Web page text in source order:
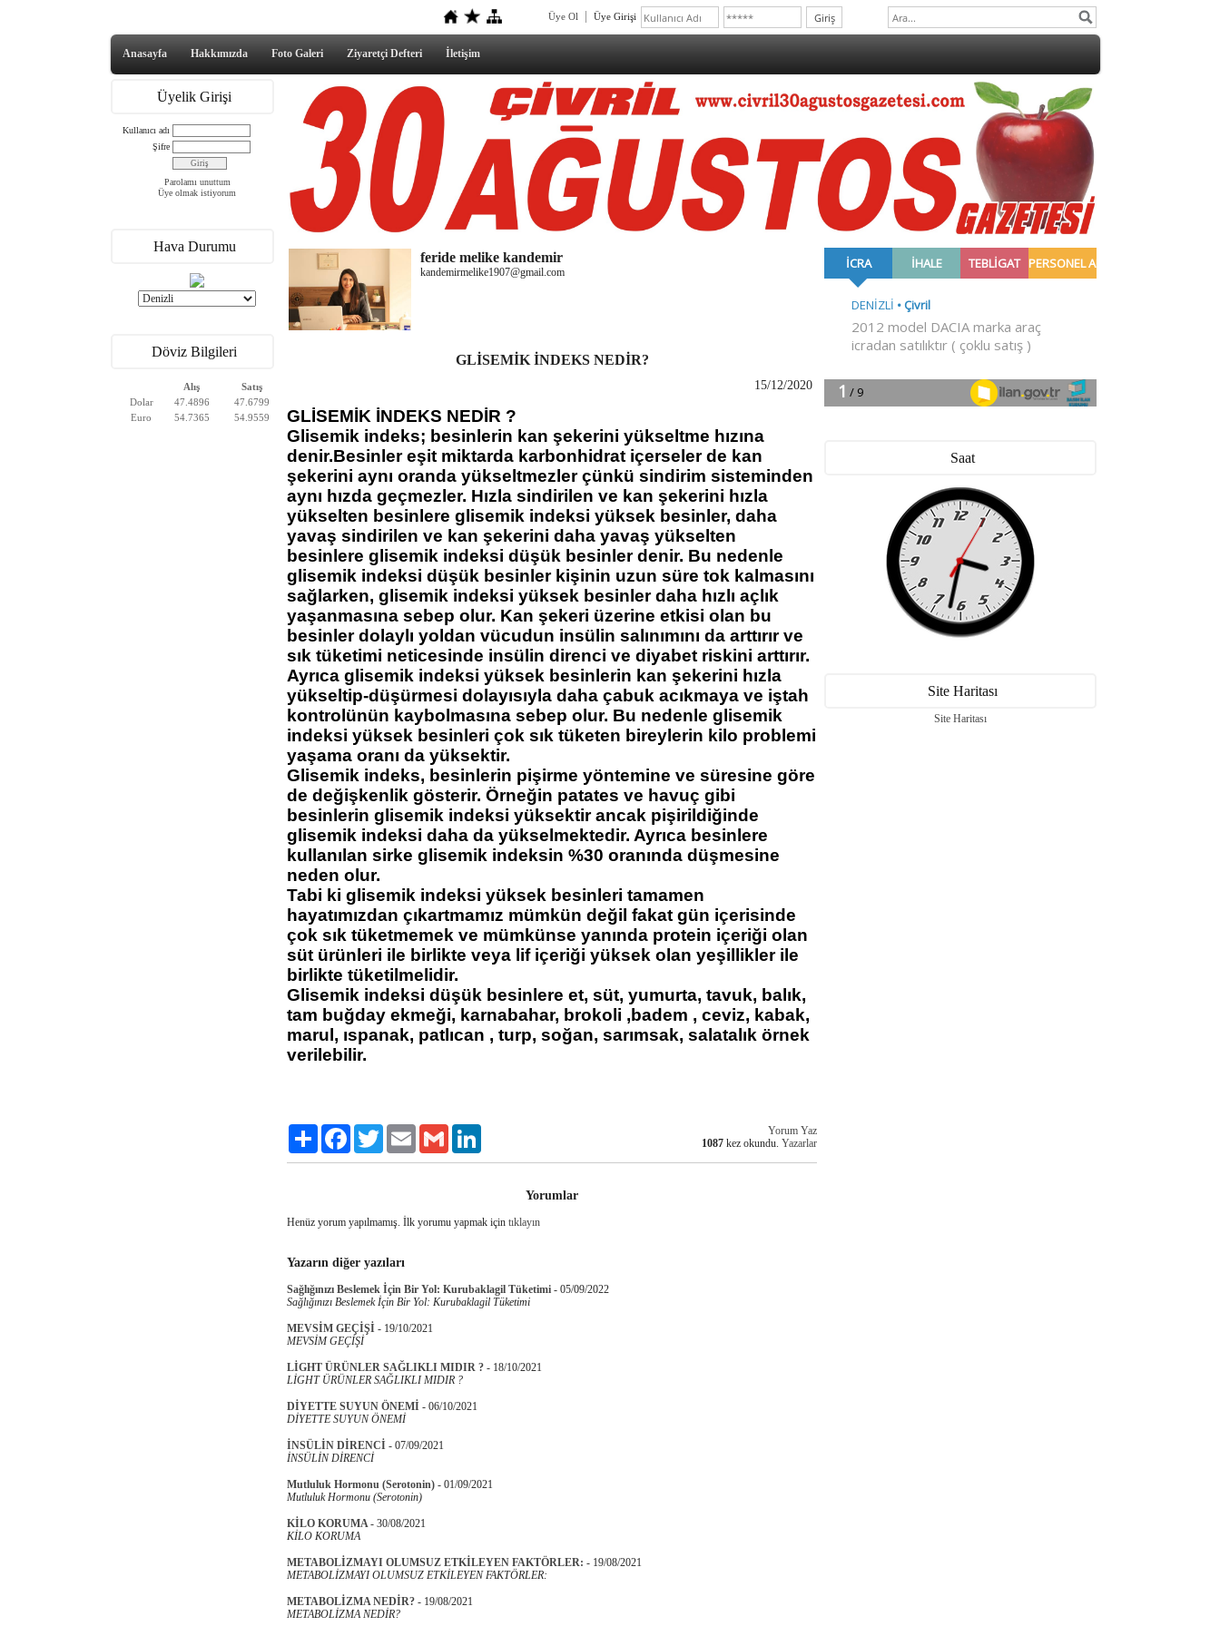
Üye Ol Üye Girişi
Anasayfa Hakkımızda Foto Galeri Ziyaretçi Defteri İletişim
Üyelik Girişi
Kullanıcı adı
Şifre
Parolamı unuttum
Üye olmak istiyorum
Hava Durumu
Döviz Bilgileri
Alış
Satış
Dolar
47.4896
47.6799
Euro
54.7365 54.9559
feride melike kandemir
kandemirmelike1907@gmail.com
GLİSEMİK İNDEKS NEDİR?
15/12/2020
GLİSEMİK İNDEKS NEDİR ?
Glisemik indeks; besinlerin kan şekerini yükseltme hızına
denir.Besinler eşit miktarda karbonhidrat içerseler de kan
şekerini aynı oranda yükseltmezler çünkü sindirim sisteminden
aynı hızda geçmezler. Hızla sindirilen ve kan şekerini hızla
yükselten besinlere glisemik indeksi yüksek besinler, daha
yavaş sindirilen ve kan şekerini daha yavaş yükselten
besinlere glisemik indeksi düşük besinler denir. Bu nedenle
glisemik indeksi düşük besinler kişinin uzun süre tok kalmasını
sağlarken, glisemik indeksi yüksek besinler daha hızlı açlık
yaşanmasına sebep olur. Kan şekeri üzerine etkisi olan bu
besinler dolaylı yoldan vücudun insülin salınımını da arttırır ve
sık tüketimi neticesinde insülin direnci ve diyabet riskini arttırır.
Ayrıca glisemik indeksi yüksek besinlerin kan şekerini hızla
yükseltip-düşürmesi dolayısıyla daha çabuk acıkmaya ve iştah
kontrolünün kaybolmasına sebep olur. Bu nedenle glisemik
indeksi yüksek besinleri çok sık tüketen bireylerin kilo problemi
yaşama oranı da yüksektir.
Glisemik indeks, besinlerin pişirme yöntemine ve süresine göre
de değişkenlik gösterir. Örneğin patates ve havuç gibi
besinlerin glisemik indeksi yüksektir ancak pişirildiğinde
glisemik indeksi daha da yükselmektedir. Ayrıca besinlere
kullanılan sirke glisemik indeksin %30 oranında düşmesine
neden olur.
Tabi ki glisemik indeksi yüksek besinleri tamamen
hayatımızdan çıkartmamız mümkün değil fakat gün içerisinde
çok sık tüketmemek ve mümkünse yanında protein içeriği olan
süt ürünleri ile birlikte veya lif içeriği yüksek olan yeşillikler ile
birlikte tüketilmelidir.
Glisemik indeksi düşük besinlere et, süt, yumurta, tavuk, balık,
tam buğday ekmeği, karnabahar, brokoli ,badem , ceviz, kabak,
marul, ıspanak, patlıcan , turp, soğan, sarımsak, salatalık örnek
verilebilir.
Paylaş FacebookTwitter Email Gmail
Yorum Yaz
1087 kez okundu. Yazarlar
Yorumlar
Henüz yorum yapılmamış. İlk yorumu yapmak için tıklayın
Yazarın diğer yazıları
Sağlığınızı Beslemek İçin Bir Yol: Kurubaklagil Tüketimi - 05/09/2022
Sağlığınızı Beslemek İçin Bir Yol: Kurubaklagil Tüketimi
MEVSİM GEÇİŞİ - 19/10/2021
MEVSİM GEÇİŞİ
LİGHT ÜRÜNLER SAĞLIKLI MIDIR ? - 18/10/2021
LİGHT ÜRÜNLER SAĞLIKLI MIDIR ?
DİYETTE SUYUN ÖNEMİ - 06/10/2021
DİYETTE SUYUN ÖNEMİ
İNSÜLİN DİRENCİ - 07/09/2021
İNSÜLİN DİRENCİ
Mutluluk Hormonu (Serotonin) - 01/09/2021
Mutluluk Hormonu (Serotonin)
KİLO KORUMA- 30/08/2021
KİLO KORUMA
METABOLİZMAYI OLUMSUZ ETKİLEYEN FAKTÖRLER: - 19/08/2021
METABOLİZMAYI OLUMSUZ ETKİLEYEN FAKTÖRLER:
METABOLİZMA NEDİR? - 19/08/2021
METABOLİZMA NEDİR?
Saat
Site Haritası
Site Haritası